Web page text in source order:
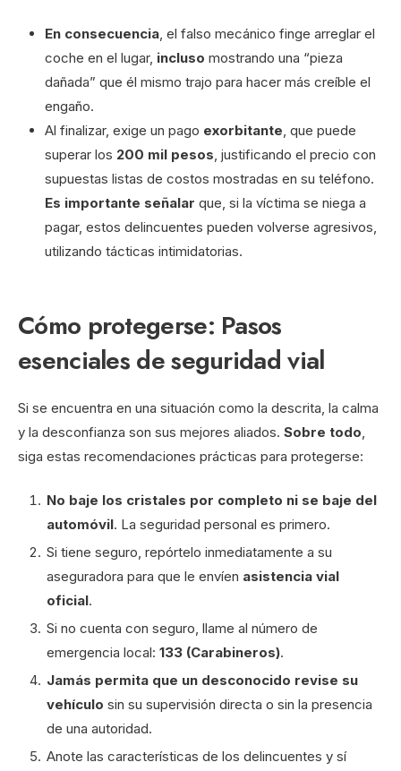
En consecuencia, el falso mecánico finge arreglar el
coche en el lugar, incluso mostrando una “pieza
dañada” que él mismo trajo para hacer más creíble el
engaño.
Al finalizar, exige un pago exorbitante, que puede
superar los 200 mil pesos, justificando el precio con
supuestas listas de costos mostradas en su teléfono.
Es importante señalar que, si la víctima se niega a
pagar, estos delincuentes pueden volverse agresivos,
utilizando tácticas intimidatorias.
Cómo protegerse: Pasos
esenciales de seguridad vial
Si se encuentra en una situación como la descrita, la calma
y la desconfianza son sus mejores aliados. Sobre todo,
siga estas recomendaciones prácticas para protegerse:
No baje los cristales por completo ni se baje del
automóvil. La seguridad personal es primero.
Si tiene seguro, repórtelo inmediatamente a su
aseguradora para que le envíen asistencia vial
oficial.
Si no cuenta con seguro, llame al número de
emergencia local: 133 (Carabineros).
Jamás permita que un desconocido revise su
vehículo sin su supervisión directa o sin la presencia
de una autoridad.
Anote las características de los delincuentes y sí